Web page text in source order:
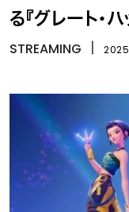
る『グレート・
ダル』
STREAMING